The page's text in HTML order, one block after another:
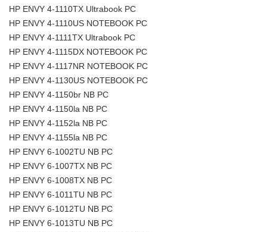
HP ENVY 4-1110TX Ultrabook PC
HP ENVY 4-1110US NOTEBOOK PC
HP ENVY 4-1111TX Ultrabook PC
HP ENVY 4-1115DX NOTEBOOK PC
HP ENVY 4-1117NR NOTEBOOK PC
HP ENVY 4-1130US NOTEBOOK PC
HP ENVY 4-1150br NB PC
HP ENVY 4-1150la NB PC
HP ENVY 4-1152la NB PC
HP ENVY 4-1155la NB PC
HP ENVY 6-1002TU NB PC
HP ENVY 6-1007TX NB PC
HP ENVY 6-1008TX NB PC
HP ENVY 6-1011TU NB PC
HP ENVY 6-1012TU NB PC
HP ENVY 6-1013TU NB PC